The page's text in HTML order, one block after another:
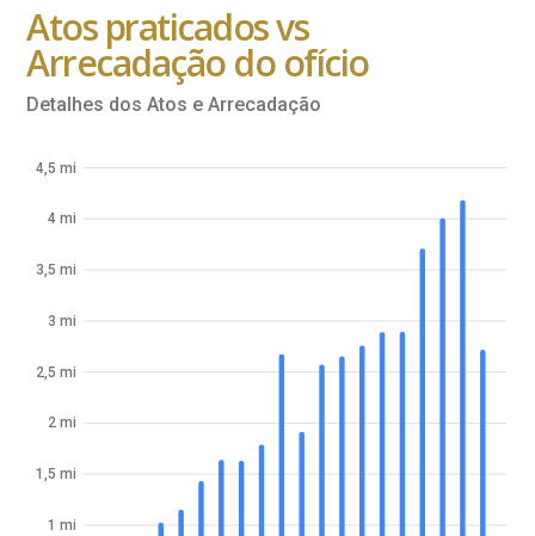
Atos praticados vs
Arrecadação do ofício
Detalhes dos Atos e Arrecadação
1 mi
1,5 mi
2 mi
2,5 mi
3 mi
3,5 mi
4 mi
4,5 mi